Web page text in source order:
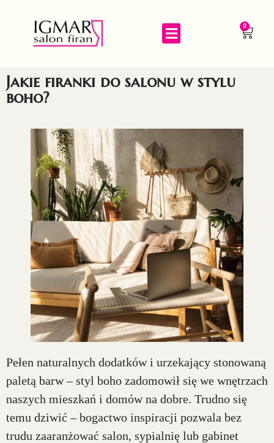
0
Jakie firanki do salonu w stylu
boho?
Pełen naturalnych dodatków i urzekający stonowaną
paletą barw – styl boho zadomowił się we wnętrzach
naszych mieszkań i domów na dobre. Trudno się
temu dziwić – bogactwo inspiracji pozwala bez
trudu zaaranżować salon, sypialnię lub gabinet